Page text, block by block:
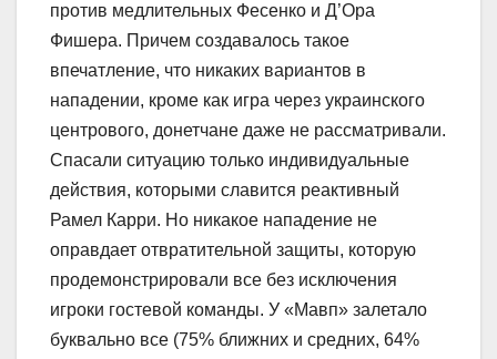
против медлительных Фесенко и Д’Ора
Фишера. Причем создавалось такое
впечатление, что никаких вариантов в
нападении, кроме как игра через украинского
центрового, донетчане даже не рассматривали.
Спасали ситуацию только индивидуальные
действия, которыми славится реактивный
Рамел Карри. Но никакое нападение не
оправдает отвратительной защиты, которую
продемонстрировали все без исключения
игроки гостевой команды. У «Мавп» залетало
буквально все (75% ближних и средних, 64%